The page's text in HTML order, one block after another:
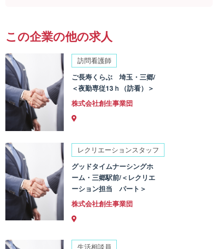
この企業の他の求人
訪問看護師
ご長寿くらぶ 埼玉・三郷/
＜夜勤専従13ｈ（訪看）＞
株式会社創生事業団
レクリエーションスタッフ
グッドタイムナーシングホ
ーム・三郷駅前/＜レクリエ
ーション担当 パート＞
株式会社創生事業団
生活相談員